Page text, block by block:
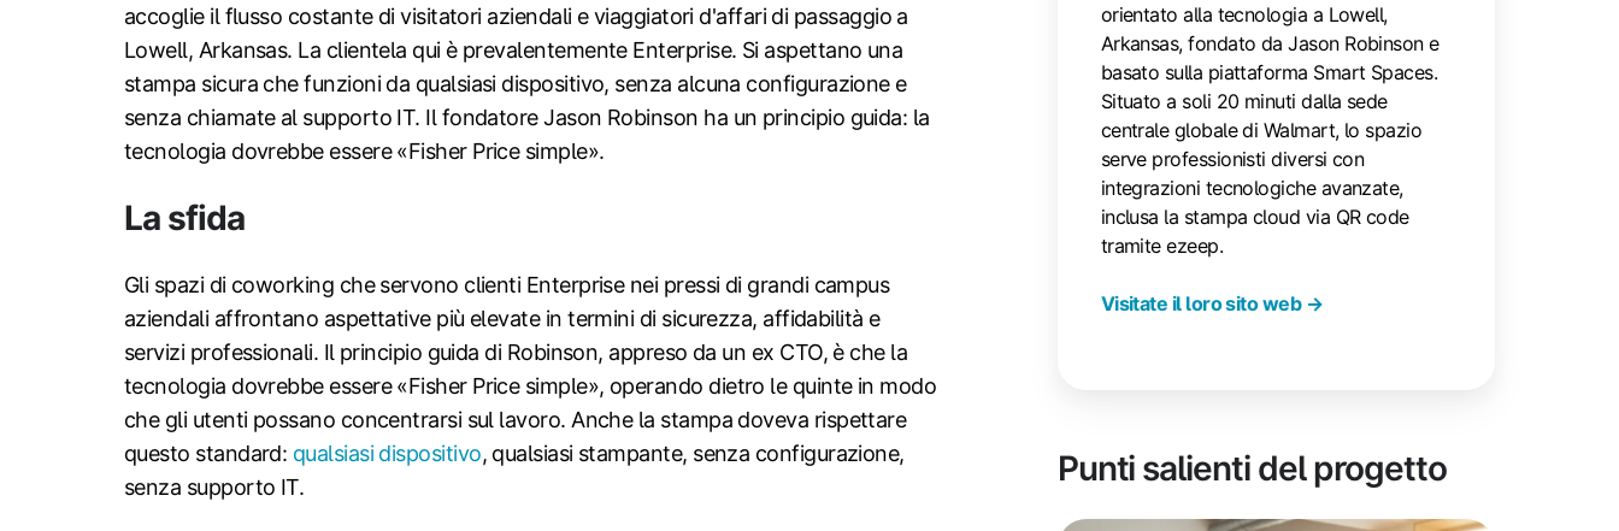
accoglie il flusso costante di visitatori aziendali e viaggiatori d'affari di passaggio a
Lowell, Arkansas. La clientela qui è prevalentemente Enterprise. Si aspettano una
stampa sicura che funzioni da qualsiasi dispositivo, senza alcuna configurazione e
senza chiamate al supporto IT. Il fondatore Jason Robinson ha un principio guida: la
tecnologia dovrebbe essere «Fisher Price simple».
La sfida
Gli spazi di coworking che servono clienti Enterprise nei pressi di grandi campus
aziendali affrontano aspettative più elevate in termini di sicurezza, affidabilità e
servizi professionali. Il principio guida di Robinson, appreso da un ex CTO, è che la
tecnologia dovrebbe essere «Fisher Price simple», operando dietro le quinte in modo
che gli utenti possano concentrarsi sul lavoro. Anche la stampa doveva rispettare
questo standard: qualsiasi dispositivo, qualsiasi stampante, senza configurazione,
senza supporto IT.
orientato alla tecnologia a Lowell,
Arkansas, fondato da Jason Robinson e
basato sulla piattaforma Smart Spaces.
Situato a soli 20 minuti dalla sede
centrale globale di Walmart, lo spazio
serve professionisti diversi con
integrazioni tecnologiche avanzate,
inclusa la stampa cloud via QR code
tramite ezeep.
Visitate il loro sito web →
Punti salienti del progetto